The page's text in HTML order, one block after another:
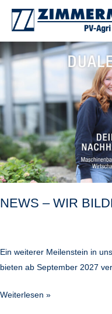
Zum
Inhalt
NEWS – WIR
Ein weiterer Meilenstein in
bieten ab September 2027
NEWS
–
AUS!
Weiterlesen »